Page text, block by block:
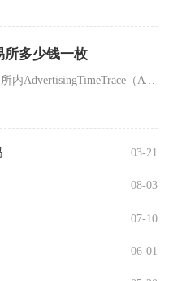
多少钱一枚
主流现货交易所内AdvertisingTimeTrace（ATT）实时报价约0.0879美
03-21
08-03
07-10
06-01